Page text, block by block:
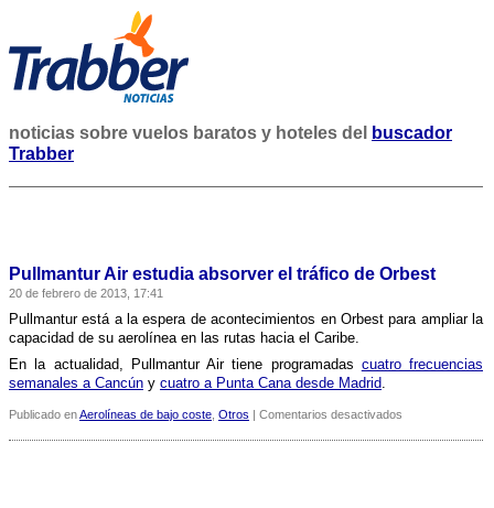
noticias sobre vuelos baratos y hoteles del
buscador
Trabber
Pullmantur Air estudia absorver el tráfico de Orbest
20 de febrero de 2013, 17:41
Pullmantur está a la espera de acontecimientos en Orbest para ampliar la
capacidad de su aerolí­nea en las rutas hacia el Caribe.
En la actualidad, Pullmantur Air tiene programadas cuatro frecuencias
semanales a Cancún y cuatro a Punta Cana desde Madrid.
Publicado enAerolíneas de bajo coste Otros | Comentarios desactivados